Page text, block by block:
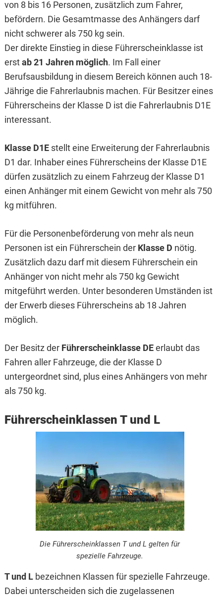
von 8 bis 16 Personen, zusätzlich zum Fahrer,
befördern. Die Gesamtmasse des Anhängers darf
nicht schwerer als 750 kg sein.
Der direkte Einstieg in diese Führerscheinklasse ist
erstab 21 Jahren möglich. Im Fall einer
Berufsausbildung in diesem Bereich können auch 18-
Jährige die Fahrerlaubnis machen. Für Besitzer eines
Führerscheins der Klasse D ist die Fahrerlaubnis D1E
interessant.
Klasse D1Estellt eine Erweiterung der Fahrerlaubnis
D1 dar. Inhaber eines Führerscheins der Klasse D1E
dürfen zusätzlich zu einem Fahrzeug der Klasse D1
einen Anhänger mit einem Gewicht von mehr als 750
kg mitführen.
Für die Personenbeförderung von mehr als neun
Personen ist ein Führerschein der Klasse D nötig.
Zusätzlich dazu darf mit diesem Führerschein ein
Anhänger von nicht mehr als 750 kg Gewicht
mitgeführt werden. Unter besonderen Umständen ist
der Erwerb dieses Führerscheins ab 18 Jahren
möglich.
Der Besitz der Führerscheinklasse DEerlaubt das
Fahren aller Fahrzeuge, die der Klasse D
untergeordnet sind, plus eines Anhängers von mehr
als 750 kg.
Führerscheinklassen T und L
Die Führerscheinklassen T und L gelten für
spezielle Fahrzeuge.
T und Lbezeichnen Klassen für spezielle Fahrzeuge.
Dabei unterscheiden sich die zugelassenen